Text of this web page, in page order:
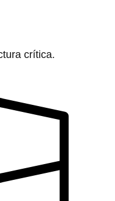
crítica.